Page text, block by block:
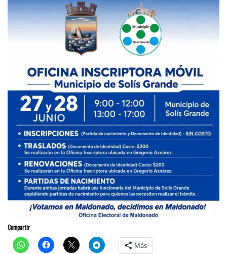
Compartir
Más